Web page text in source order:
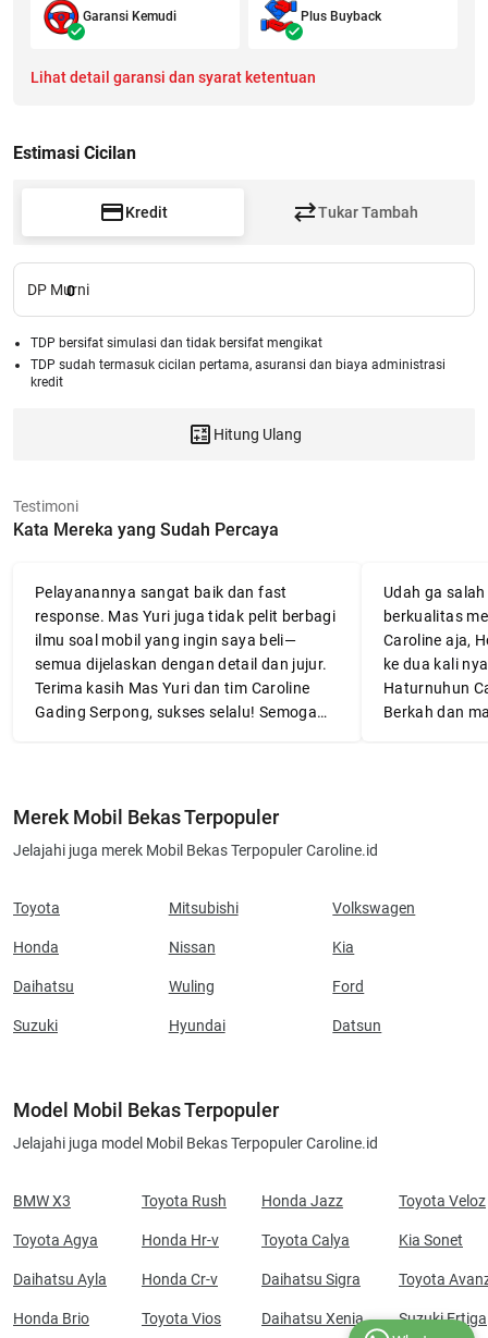
Garansi Kemudi Plus Buyback
Lihat detail garansi dan syarat ketentuan
Estimasi Cicilan
Kredit Tukar Tambah
DP Murni
0
TDP bersifat simulasi dan tidak bersifat mengikat
TDP sudah termasuk cicilan pertama, asuransi dan biaya administrasi
kredit
Hitung Ulang
Testimoni
Kata Mereka yang Sudah Percaya
Pelayanannya sangat baik dan fast
response. Mas Yuri juga tidak pelit berbagi
ilmu soal mobil yang ingin saya beli—
semua dijelaskan dengan detail dan jujur.
Terima kasih Mas Yuri dan tim Caroline
Gading Serpong, sukses selalu! Semoga
Udah ga
berkualitas
Caroline aja,
ke dua kali
Haturnuhun
Berkah dan
Merek Mobil Bekas Terpopuler
Jelajahi juga merek Mobil Bekas Terpopuler Caroline.id
Toyota
Honda
Daihatsu
Suzuki
Mitsubishi
Nissan
Wuling
Hyundai
Volkswagen
Kia
Ford
Datsun
Model Mobil Bekas Terpopuler
Jelajahi juga model Mobil Bekas Terpopuler Caroline.id
BMW X3
Toyota Agya
Daihatsu Ayla
Honda Brio
Toyota Rush
Honda Hr-v
Honda Cr-v
Toyota Vios
Honda Jazz
Toyota Calya
Daihatsu Sigra
Daihatsu Xenia
Toyota Veloz
Kia Sonet
Toyota
Suzuki Ertiga